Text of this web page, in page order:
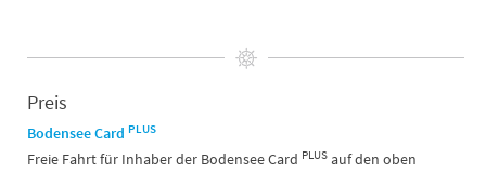
Preis
Bodensee Card PLUS
Freie Fahrt für Inhaber der Bodensee Card PLUS auf den oben